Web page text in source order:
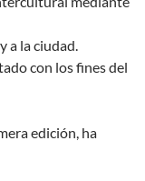
a la ciudad.
con los fines del
edición, ha